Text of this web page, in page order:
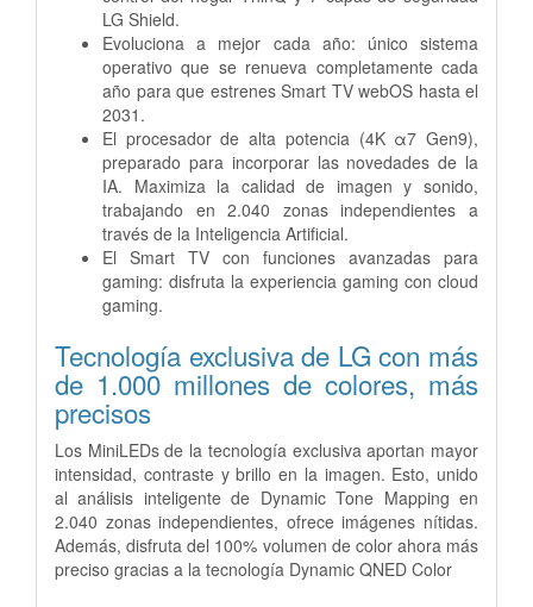
LG Shield.
Evoluciona a mejor cada año: único sistema
operativo que se renueva completamente cada
año para que estrenes Smart TV webOS hasta el
2031.
El procesador de alta potencia (4K α7 Gen9),
preparado para incorporar las novedades de la
IA. Maximiza la calidad de imagen y sonido,
trabajando en 2.040 zonas independientes a
través de la Inteligencia Artificial.
El Smart TV con funciones avanzadas para
gaming: disfruta la experiencia gaming con cloud
gaming.
Tecnología exclusiva de LG con más
de 1.000 millones de colores, más
precisos
Los MiniLEDs de la tecnología exclusiva aportan mayor
intensidad, contraste y brillo en la imagen. Esto, unido
al análisis inteligente de Dynamic Tone Mapping en
2.040 zonas independientes, ofrece imágenes nítidas.
Además, disfruta del 100% volumen de color ahora más
preciso gracias a la tecnología Dynamic QNED Color